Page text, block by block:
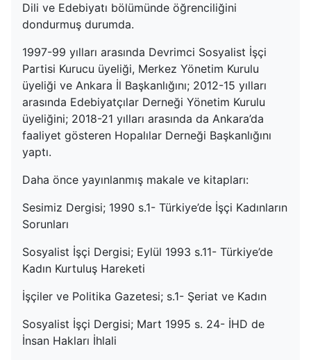
Dili ve Edebiyatı bölümünde öğrenciliğini
dondurmuş durumda.
1997-99 yılları arasında Devrimci Sosyalist İşçi
Partisi Kurucu üyeliği, Merkez Yönetim Kurulu
üyeliği ve Ankara İl Başkanlığını; 2012-15 yılları
arasında Edebiyatçılar Derneği Yönetim Kurulu
üyeliğini; 2018-21 yılları arasında da Ankara’da
faaliyet gösteren Hopalılar Derneği Başkanlığını
yaptı.
Daha önce yayınlanmış makale ve kitapları:
Sesimiz Dergisi; 1990 s.1- Türkiye’de İşçi Kadınların
Sorunları
Sosyalist İşçi Dergisi; Eylül 1993 s.11- Türkiye’de
Kadın Kurtuluş Hareketi
İşçiler ve Politika Gazetesi; s.1- Şeriat ve Kadın
Sosyalist İşçi Dergisi; Mart 1995 s. 24- İHD de
İnsan Hakları İhlali